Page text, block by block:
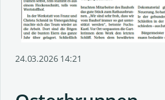
24.03.2026 14:21